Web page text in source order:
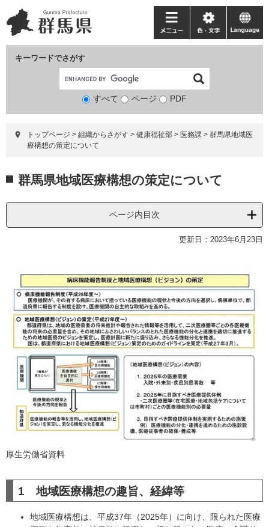
ー
ジ
ニ
ュ
て
キーワードでさがす
検
象
すべて ページ PDF
メ
ニ
ー
色・
文
language
トップページ > 組織からさがす > 健康福祉部 > 医務課 > 群馬県地域医
療構想の策定について
文 群馬県地域医療構想の策定について
ページ内目次
更新日：2023年6月23日
厚生労働省資料
1 地域医療構想の趣旨、経緯等
地域医療構想は、平成37年（2025年）に向け、限られた医療